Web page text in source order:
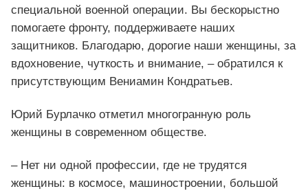
специальной военной операции. Вы бескорыстно
помогаете фронту, поддерживаете наших
защитников. Благодарю, дорогие наши женщины, за
вдохновение, чуткость и внимание, – обратился к
присутствующим Вениамин Кондратьев.
Юрий Бурлачко отметил многогранную роль
женщины в современном обществе.
– Нет ни одной профессии, где не трудятся
женщины: в космосе, машиностроении, большой